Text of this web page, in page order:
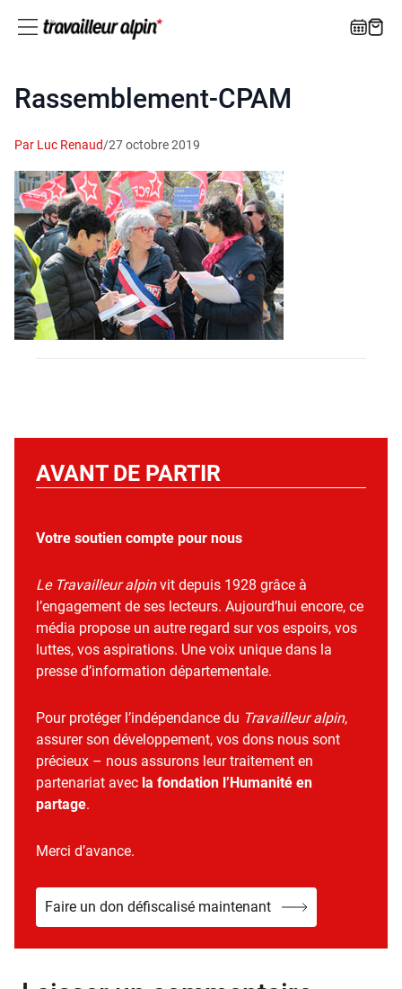
Rassemblement-CPAM
Par Luc Renaud/27 octobre 2019
AVANT DE PARTIR
Votre soutien compte pour nous
Le Travailleur alpinvit depuis 1928 grâce à
l’engagement de ses lecteurs. Aujourd’hui encore, ce
média propose un autre regard sur vos espoirs, vos
luttes, vos aspirations. Une voix unique dans la
presse d’information départementale.
Pour protéger l’indépendance du Travailleur alpin,
assurer son développement, vos dons nous sont
précieux – nous assurons leur traitement en
partenariat avec la fondation l’Humanité en
partage.
Merci d’avance.
Faire un don défiscalisé maintenant